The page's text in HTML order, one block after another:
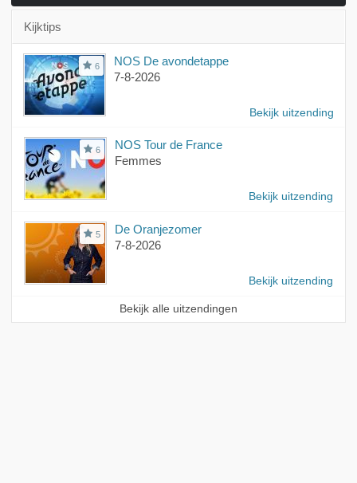
Kijktips
6
NOS De avondetappe
7-8-2026
Bekijk uitzending
6
NOS Tour de France
Femmes
Bekijk uitzending
5
De Oranjezomer
7-8-2026
Bekijk uitzending
Bekijk alle uitzendingen